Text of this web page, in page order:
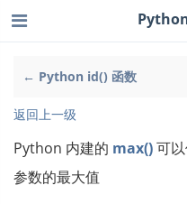
← Python id() 函数
返回上一级
Python 内建的 max()可
参数的最大值